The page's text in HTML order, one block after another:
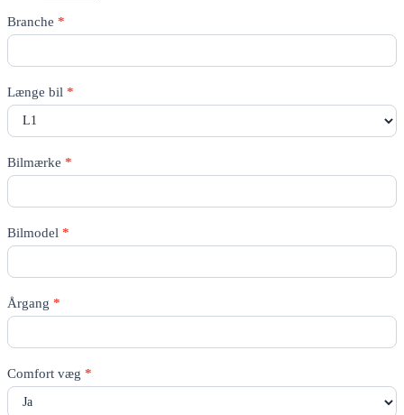
Rico
Quote
All
pages
Branche *
Længe bil *
Bilmærke *
Bilmodel *
Årgang *
Comfort væg *